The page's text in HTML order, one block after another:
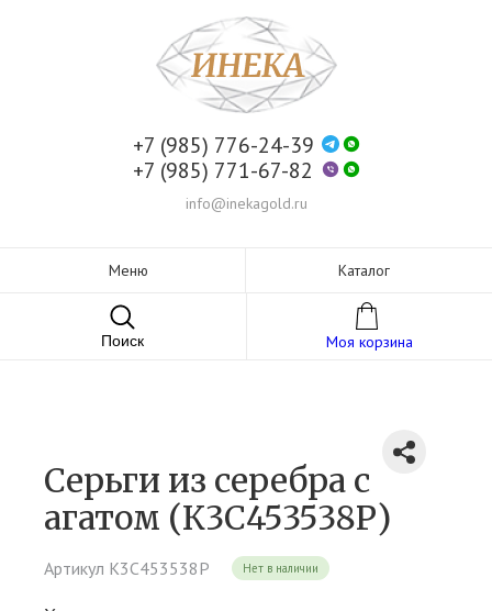
+7 (985) 776-24-39
+7 (985) 771-67-82
info@inekagold.ru
Меню Каталог
Поиск Моя корзина
Серьги из серебра c
агатом (К3С453538Р)
Артикул К3С453538Р Нет в наличии